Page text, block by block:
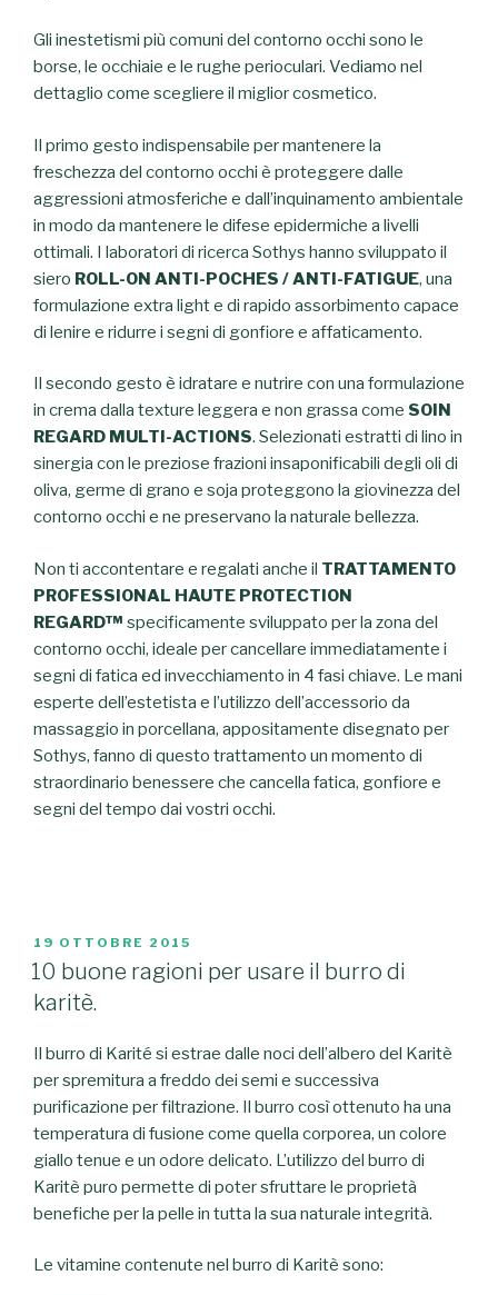
Gli inestetismi più comuni del contorno occhi sono le
borse, le occhiaie e le rughe perioculari. Vediamo nel
dettaglio come scegliere il miglior cosmetico.
Il primo gesto indispensabile per mantenere la
freschezza del contorno occhi è proteggere dalle
aggressioni atmosferiche e dall’inquinamento ambientale
in modo da mantenere le difese epidermiche a livelli
ottimali. I laboratori di ricerca Sothys hanno sviluppato il
siero ROLL-ON ANTI-POCHES / ANTI-FATIGUE, una
formulazione extra light e di rapido assorbimento capace
di lenire e ridurre i segni di gonfiore e affaticamento.
Il secondo gesto è idratare e nutrire con una formulazione
in crema dalla texture leggera e non grassa come SOIN
REGARD MULTI-ACTIONS. Selezionati estratti di lino in
sinergia con le preziose frazioni insaponificabili degli oli di
oliva, germe di grano e soja proteggono la giovinezza del
contorno occhi e ne preservano la naturale bellezza.
Non ti accontentare e regalati anche il TRATTAMENTO
PROFESSIONAL HAUTE PROTECTION
REGARD™ specificamente sviluppato per la zona del
contorno occhi, ideale per cancellare immediatamente i
segni di fatica ed invecchiamento in 4 fasi chiave. Le mani
esperte dell’estetista e l’utilizzo dell’accessorio da
massaggio in porcellana, appositamente disegnato per
Sothys, fanno di questo trattamento un momento di
straordinario benessere che cancella fatica, gonfiore e
segni del tempo dai vostri occhi.
PUBBLICATO
IL
19 OTTOBRE 2015
10 buone ragioni per usare il burro di
karitè.
Il burro di Karité si estrae dalle noci dell’albero del Karitè
per spremitura a freddo dei semi e successiva
purificazione per filtrazione. Il burro così ottenuto ha una
temperatura di fusione come quella corporea, un colore
giallo tenue e un odore delicato. L’utilizzo del burro di
Karitè puro permette di poter sfruttare le proprietà
benefiche per la pelle in tutta la sua naturale integrità.
Le vitamine contenute nel burro di Karitè sono: